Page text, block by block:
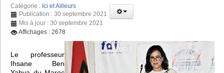
Catégorie : Ici et Ailleurs
Publication : 30 septembre 2021
Mis à jour : 30 septembre 2021
Affichages : 2678
Le professeur
Ihsane Ben